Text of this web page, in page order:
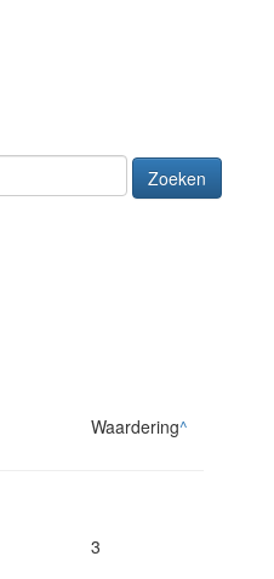
Zoeken
Waardering^
3